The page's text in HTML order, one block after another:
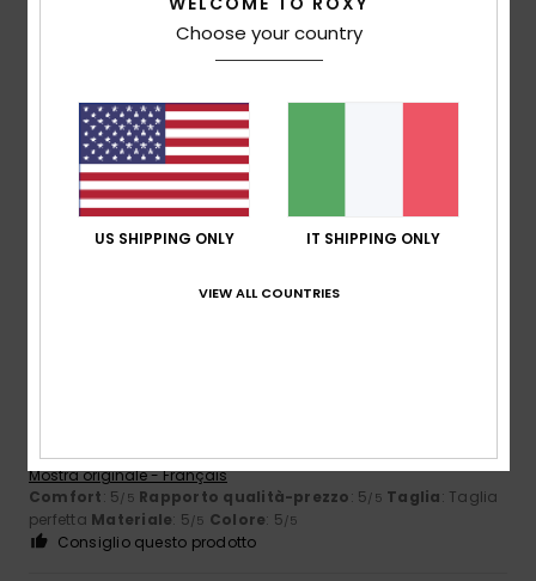
/5
Inmaculada8. aprile 2026
Grazie alla sua struttura, non lascia passare l'acqua
Mostra originale - Castellano
Comfort: 5/5 Rapporto qualità-prezzo
Colore: 5/5
5/5
Mostra originale - Français
Comfort: 5/5 Rapporto qualità-prezzo: 5/5 Taglia: Taglia
perfetta Materiale: 5/5 Colore: 5/5
Consiglio questo prodotto
Choose your country
US SHIPPING ONLY IT SHIPPING ONLY
VIEW ALL COUNTRIES